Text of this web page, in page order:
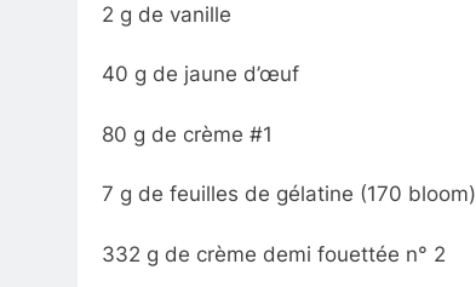
2 g de vanille
40 g de jaune d’œuf
80 g de crème #1
7 g de feuilles de gélatine (170 bloom)
332 g de crème demi fouettée n° 2